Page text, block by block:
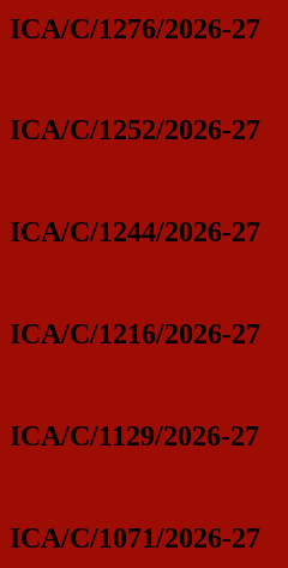
ICA/C/1276/2026-27
ICA/C/1252/2026-27
ICA/C/1244/2026-27
ICA/C/1216/2026-27
ICA/C/1129/2026-27
ICA/C/1071/2026-27